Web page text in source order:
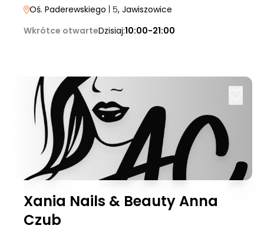
Oś. Paderewskiego | 5, Jawiszowice
Wkrótce otwarteDzisiaj:10:00-21:00
Xania Nails & Beauty Anna
Czub